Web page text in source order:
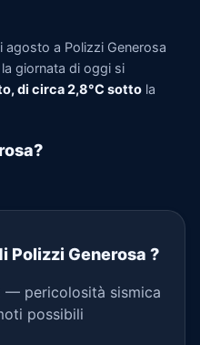
agosto a Polizzi Generosa
giornata di oggi si
di circa 2,8°C sotto la
Polizzi Generosa ?
— pericolosità sismica
possibili